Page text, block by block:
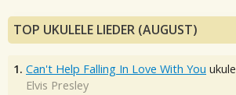
TOP UKULELE LIEDER (AUGUST)
1. Can't Help Falling In Love With You
Elvis Presley